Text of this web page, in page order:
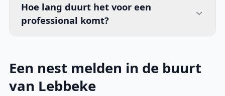
Hoe lang duurt het voor een
professional komt?
Een nest melden in de buurt
van Lebbeke